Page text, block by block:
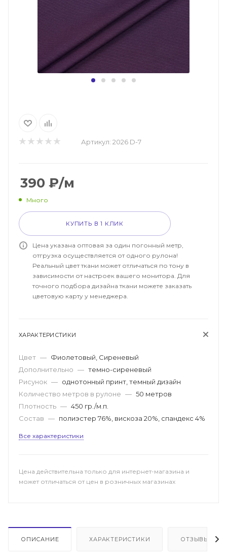
Артикул: 2026 D-7
390 ₽/м
Много
КУПИТЬ В 1 КЛИК
Цена указана оптовая за один погонный метр,
отгрузка осуществляется от одного рулона!
Реальный цвет ткани может отличаться по тону в
зависимости от настроек вашего монитора. Для
точного подбора дизайна ткани можете заказать
цветовую карту у менеджера.
ХАРАКТЕРИСТИКИ
Цвет — Фиолетовый, Сиреневый
Дополнительно — темно-сиреневый
Рисунок — однотонный принт, темный дизайн
Количество метров в рулоне — 50 метров
Плотность — 450 гр./м.п.
Состав — полиэстер 76%, вискоза 20%, спандекс 4%
Все характеристики
Цена действительна только для интернет-магазина и
может отличаться от цен в розничных магазинах
ОПИСАНИЕ ХАРАКТЕРИСТИКИ ОТЗЫВЫ